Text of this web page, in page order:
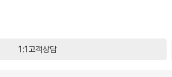
1:1고객상담